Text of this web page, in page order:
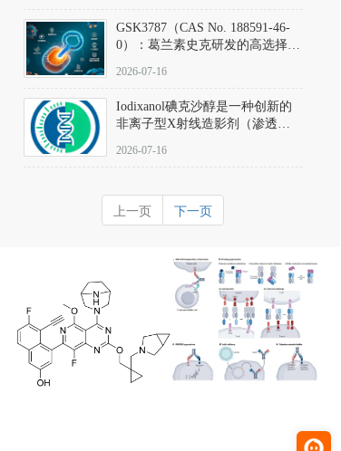
GSK3787（CAS No. 188591-46-
0）：葛兰素史克研发的高选择
抗剂，被广泛视为研究PPARδ核
受体生理功能、信号通路验证及
靶点药理机制的金标准化学探
针。
2026-07-16
Iodixanol碘克沙醇是一种创新的
非离子型X射线造影剂（渗透压
在血管内给药时与血浆等渗的临
号为92339-11-2
2026-07-16
上一页 下一页